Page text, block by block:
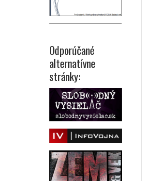
Odporúčané
alternatívne
stránky: